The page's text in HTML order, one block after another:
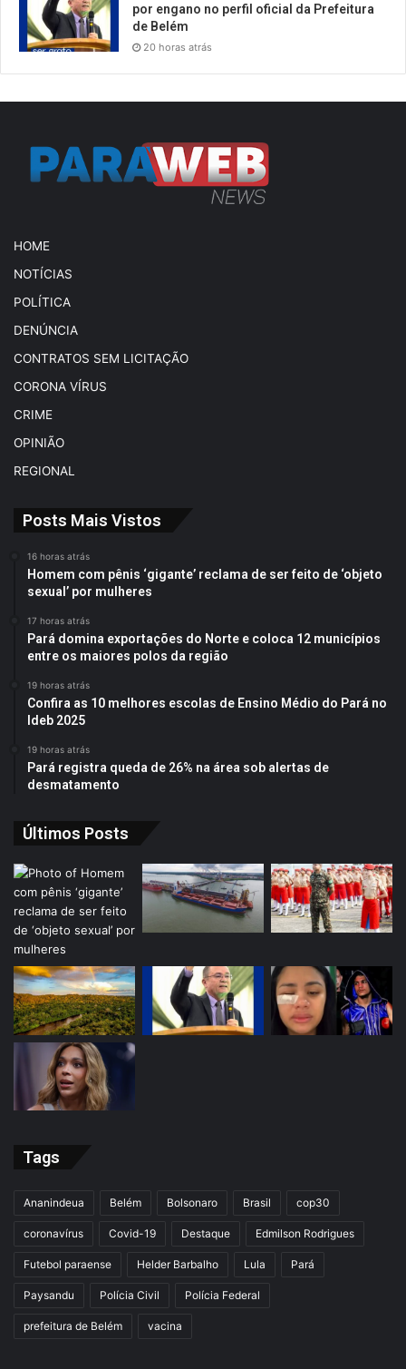
por engano no perfil oficial da Prefeitura
de Belém
20 horas atrás
HOME
NOTÍCIAS
POLÍTICA
DENÚNCIA
CONTRATOS SEM LICITAÇÃO
CORONA VÍRUS
CRIME
OPINIÃO
REGIONAL
Posts Mais Vistos
16 horas atrás
Homem com pênis ‘gigante’ reclama de ser feito de ‘objeto
sexual’ por mulheres
17 horas atrás
Pará domina exportações do Norte e coloca 12 municípios
entre os maiores polos da região
19 horas atrás
Confira as 10 melhores escolas de Ensino Médio do Pará no
Ideb 2025
19 horas atrás
Pará registra queda de 26% na área sob alertas de
desmatamento
Últimos Posts
Tags
Ananindeua Belém Bolsonaro Brasil cop30
coronavírus Covid-19 Destaque Edmilson Rodrigues
Futebol paraense Helder Barbalho Lula Pará
Paysandu Polícia Civil Polícia Federal
prefeitura de Belém vacina